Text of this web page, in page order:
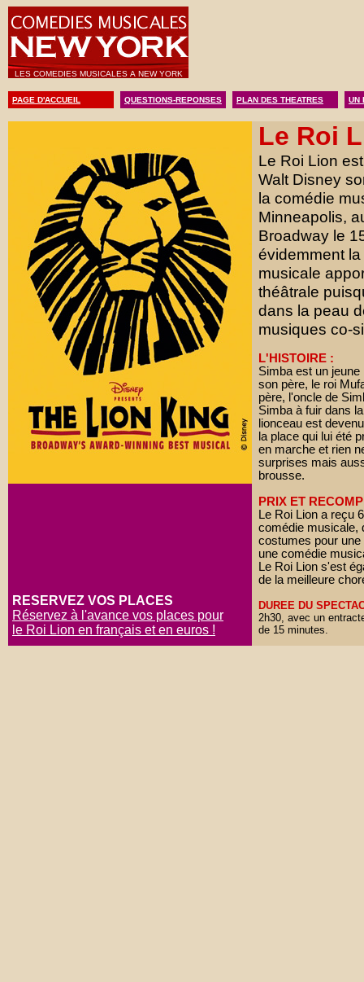
LES COMEDIES MUSICALES A NEW YORK
PAGE D'ACCUEIL QUESTIONS-REPONSES PLAN DES THEATRES UN
Le Roi
Le Roi Lion
Walt Disney
la comédie
Minneapolis,
Broadway le
évidemment
musicale
théâtrale
dans la peau
musiques co-
L'HISTOIRE :
Simba est un
son père, le roi
père, l'oncle de
Simba à fuir dans
lionceau est
la place qui lui été
en marche et rien
surprises mais
brousse.
PRIX ET
Le Roi Lion a reçu
comédie musicale,
costumes pour
une comédie
Le Roi Lion s'est
de la meilleure
RESERVEZ VOS PLACES
Réservez à l'avance vos places pour
le Roi Lion en français et en euros !
DUREE DU
2h30, avec un
de 15 minutes.